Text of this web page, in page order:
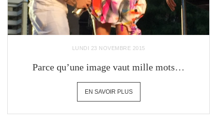
LUNDI 23 NOVEMBRE 2015
Parce qu’une image vaut mille mots…
EN SAVOIR PLUS